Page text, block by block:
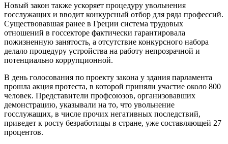
Новый закон также ускоряет процедуру увольнения
госслужащих и вводит конкурсный отбор для ряда профессий.
Существовавшая ранее в Греции система трудовых
отношений в госсекторе фактически гарантировала
пожизненную занятость, а отсутствие конкурсного набора
делало процедуру устройства на работу непрозрачной и
потенциально коррупционной.
В день голосования по проекту закона у здания парламента
прошла акция протеста, в которой приняли участие около 800
человек. Представители профсоюзов, организовавших
демонстрацию, указывали на то, что увольнение
госслужащих, в числе прочих негативных последствий,
приведет к росту безработицы в стране, уже составляющей 27
процентов.